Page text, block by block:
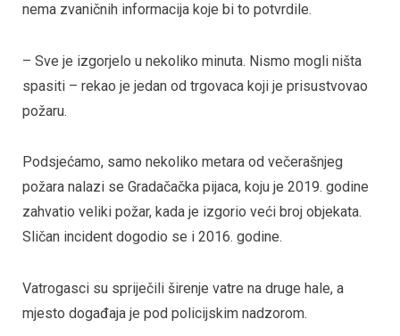
nema zvaničnih informacija koje bi to potvrdile.
– Sve je izgorjelo u nekoliko minuta. Nismo mogli ništa
spasiti – rekao je jedan od trgovaca koji je prisustvovao
požaru.
Podsjećamo, samo nekoliko metara od večerašnjeg
požara nalazi se Gradačačka pijaca, koju je 2019. godine
zahvatio veliki požar, kada je izgorio veći broj objekata.
Sličan incident dogodio se i 2016. godine.
Vatrogasci su spriječili širenje vatre na druge hale, a
mjesto događaja je pod policijskim nadzorom.